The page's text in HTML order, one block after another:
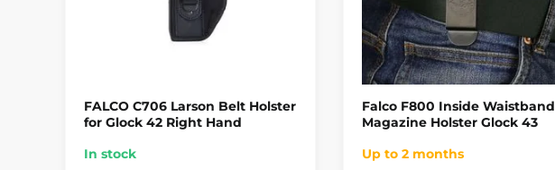
FALCO C706 Larson Belt Holster
for Glock 42 Right Hand
In stock
Falco F800 Inside Waistband
Magazine Holster Glock 43
Up to 2 months